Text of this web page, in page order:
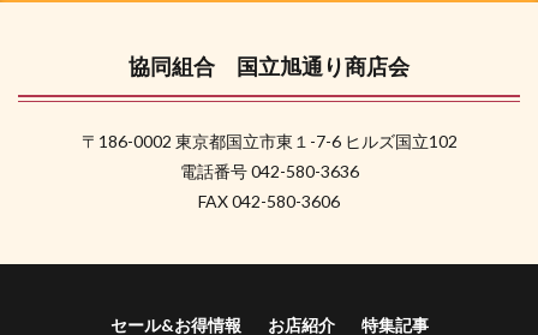
協同組合 国立旭通り商店会
〒186-0002 東京都国立市東１-7-6 ヒルズ国立102
電話番号 042-580-3636
FAX 042-580-3606
セール&お得情報 お店紹介 特集記事